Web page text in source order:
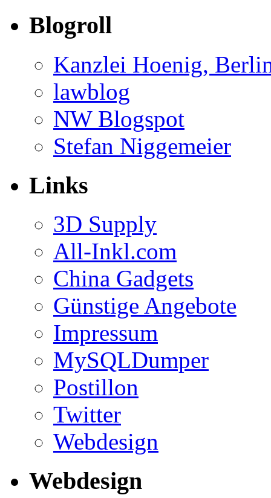
Blogroll
Kanzlei Hoenig,
lawblog
NW Blogspot
Stefan Niggemeier
Links
3D Supply
All-Inkl.com
China Gadgets
Günstige Angebote
Impressum
MySQLDumper
Postillon
Twitter
Webdesign
Webdesign